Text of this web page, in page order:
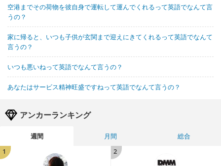
空港までその荷物を彼自身で運転して運んでくれるって英語でなんて言
うの？
家に帰ると、いつも子供が玄関まで迎えにきてくれるって英語でなんて
言うの？
いつも悪いねって英語でなんて言うの？
あなたはサービス精神旺盛ですねって英語でなんて言うの？
アンカーランキング
週間 月間
総合
1
2